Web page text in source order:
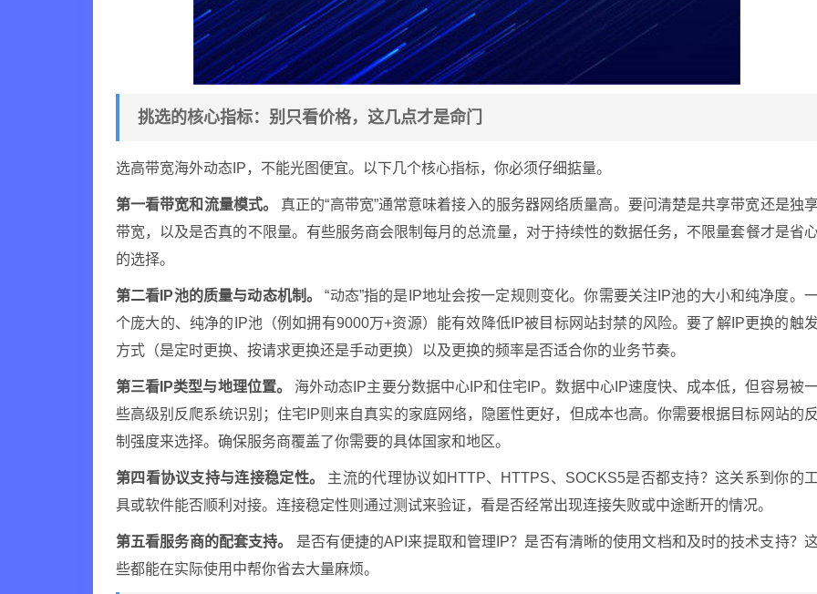
挑选的核心指标：别只看价格，这几点才是命门
选高带宽海外动态IP，不能光图便宜。以下几个核心指标，你必须仔细掂量。
第一看带宽和流量模式。
真正的“高带宽”通常意味着接入的服务器网络质量高。要问清楚是共享带宽还是独
带宽，以及是否真的不限量。有些服务商会限制每月的总流量，对于持续性的数据任务，不限量套餐才是省
的选择。
第二看IP池的质量与动态机制。
“动态”指的是IP地址会按一定规则变化。你需要关注IP池的大小和纯净度。
个庞大的、纯净的IP池（例如拥有9000万+资源）能有效降低IP被目标网站封禁的风险。要了解IP更换的触发
方式（是定时更换、按请求更换还是手动更换）以及更换的频率是否适合你的业务节奏。
第三看IP类型与地理位置。
海外动态IP主要分数据中心IP和住宅IP。数据中心IP速度快、成本低，但容易被
些高级别反爬系统识别；住宅IP则来自真实的家庭网络，隐匿性更好，但成本也高。你需要根据目标网站的反
制强度来选择。确保服务商覆盖了你需要的具体国家和地区。
第四看协议支持与连接稳定性。
主流的代理协议如HTTP、HTTPS、SOCKS5是否都支持？这关系到你的工
具或软件能否顺利对接。连接稳定性则通过测试来验证，看是否经常出现连接失败或中途断开的情况。
第五看服务商的配套支持。
是否有便捷的API来提取和管理IP？是否有清晰的使用文档和及时的技术支持？这
些都能在实际使用中帮你省去大量麻烦。